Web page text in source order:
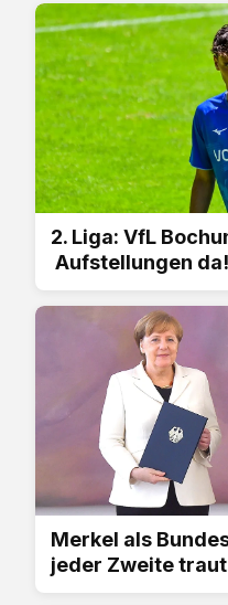
2. Liga: VfL
Aufstellungen
Merkel als
jeder Zweite